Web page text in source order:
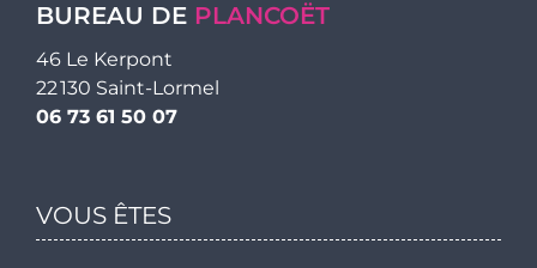
BUREAU DE PLANCOËT
46 Le Kerpont
22 130 Saint-Lormel
06 73 61 50 07
VOUS ÊTES